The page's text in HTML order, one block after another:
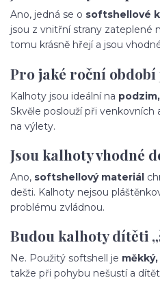
Ano, jedná se o softshellové
jsou z vnitřní strany zateplené
tomu krásně hřejí a jsou
Pro jaké roční období
Kalhoty jsou ideální na
Skvěle poslouží při venkovních
na výlety.
Jsou kalhoty vhodné
Ano, softshellový materiál
dešti. Kalhoty nejsou
problému zvládnou.
Budou kalhoty dítěti
Ne. Použitý softshell je
takže při pohybu nešustí a